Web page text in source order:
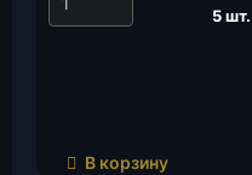
5 шт.
В корзину